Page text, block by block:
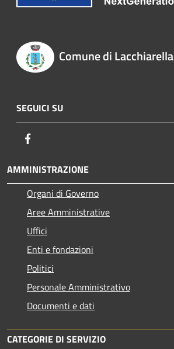
Comune di Lacchiarella
SEGUICI SU
AMMINISTRAZIONE
Organi di Governo
Aree Amministrative
Uffici
Enti e fondazioni
Politici
Personale Amministrativo
Documenti e dati
CATEGORIE DI SERVIZIO